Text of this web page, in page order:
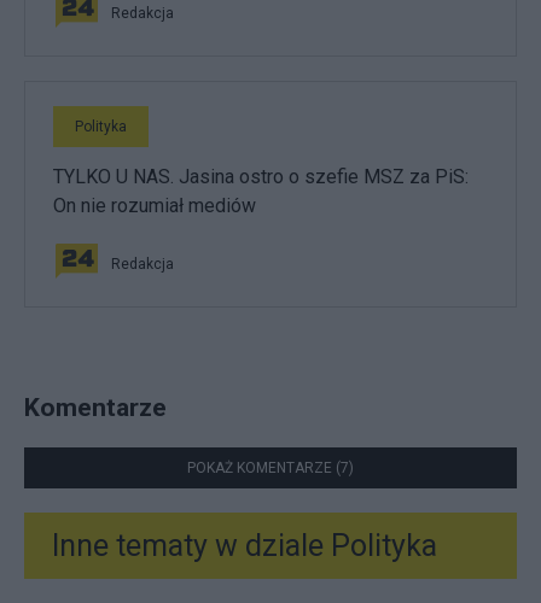
Redakcja
Polityka
TYLKO U NAS. Jasina ostro o szefie MSZ za PiS:
On nie rozumiał mediów
Redakcja
Komentarze
POKAŻ KOMENTARZE (7)
Inne tematy w dziale Polityka